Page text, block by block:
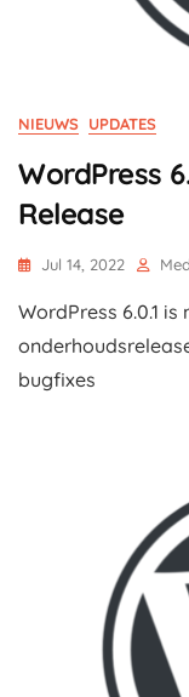
NIEUWS UPDATES
WordPress
Release
Jul 14, 2022
WordPress 6.0.1
bugfixes